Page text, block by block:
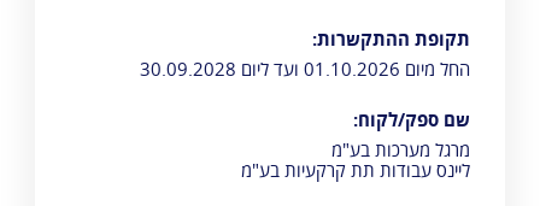
תקופת ההתקשרות:
החל מיום 01.10.2026 ועד ליום 30.09.2028
שם ספק/לקוח:
מרגל מערכות בע"מ
ליינס עבודות תת קרקעיות בע"מ